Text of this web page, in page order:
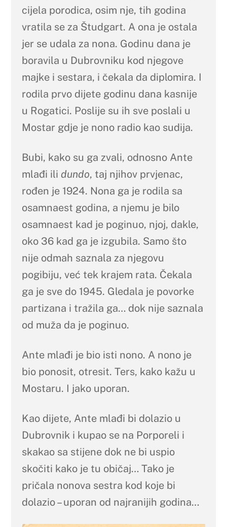
cijela porodica, osim nje, tih godina
vratila se za Študgart. A ona je ostala
jer se udala za nona. Godinu dana je
boravila u Dubrovniku kod njegove
majke i sestara, i čekala da diplomira. I
rodila prvo dijete godinu dana kasnije
u Rogatici. Poslije su ih sve poslali u
Mostar gdje je nono radio kao sudija.
Bubi, kako su ga zvali, odnosno Ante
mlađi ili dundo, taj njihov prvjenac,
rođen je 1924. Nona ga je rodila sa
osamnaest godina, a njemu je bilo
osamnaest kad je poginuo, njoj, dakle,
oko 36 kad ga je izgubila. Samo što
nije odmah saznala za njegovu
pogibiju, već tek krajem rata. Čekala
ga je sve do 1945. Gledala je povorke
partizana i tražila ga… dok nije saznala
od muža da je poginuo.
Ante mlađi je bio isti nono. A nono je
bio ponosit, otresit. Ters, kako kažu u
Mostaru. I jako uporan.
Kao dijete, Ante mlađi bi dolazio u
Dubrovnik i kupao se na Porporeli i
skakao sa stijene dok ne bi uspio
skočiti kako je tu običaj… Tako je
pričala nonova sestra kod koje bi
dolazio – uporan od najranijih godina…